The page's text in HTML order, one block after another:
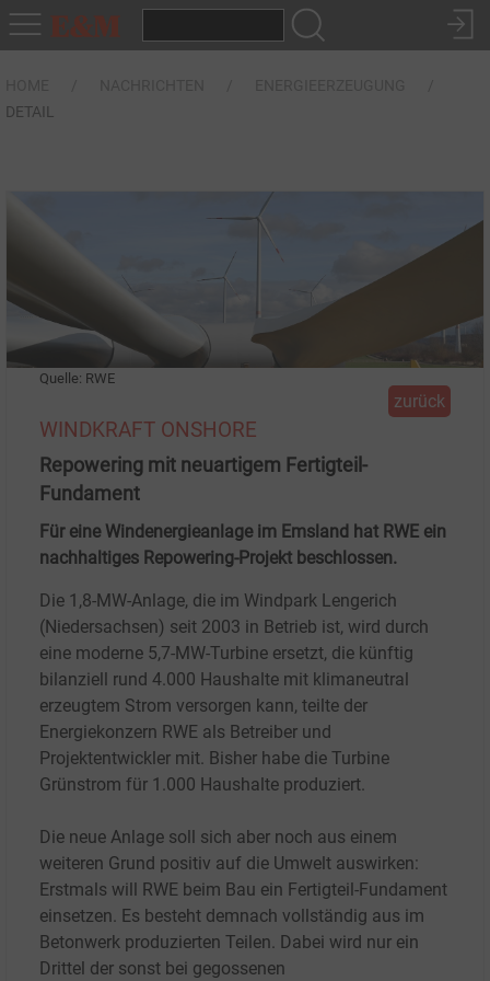
DETAIL
Quelle: RWE
zurück
WINDKRAFT ONSHORE
Repowering mit neuartigem Fertigteil-
Fundament
Für eine Windenergieanlage im Emsland hat RWE ein
nachhaltiges Repowering-Projekt beschlossen.
Die 1,8-MW-Anlage, die im Windpark Lengerich
(Niedersachsen) seit 2003 in Betrieb ist, wird durch
eine moderne 5,7-MW-Turbine ersetzt, die künftig
bilanziell rund 4.000 Haushalte mit klimaneutral
erzeugtem Strom versorgen kann, teilte der
Energiekonzern RWE als Betreiber und
Projektentwickler mit. Bisher habe die Turbine
Grünstrom für 1.000 Haushalte produziert.
Die neue Anlage soll sich aber noch aus einem
weiteren Grund positiv auf die Umwelt auswirken:
Erstmals will RWE beim Bau ein Fertigteil-Fundament
einsetzen. Es besteht demnach vollständig aus im
Betonwerk produzierten Teilen. Dabei wird nur ein
Drittel der sonst bei gegossenen